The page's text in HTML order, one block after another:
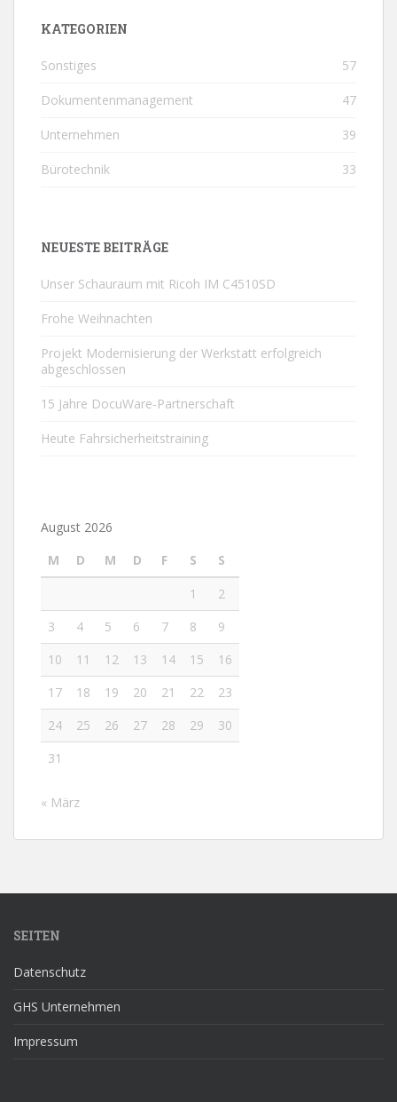
KATEGORIEN
Sonstiges 57
Dokumentenmanagement 47
Unternehmen 39
Bürotechnik 33
NEUESTE BEITRÄGE
Unser Schauraum mit Ricoh IM C4510SD
Frohe Weihnachten
Projekt Modernisierung der Werkstatt erfolgreich
abgeschlossen
15 Jahre DocuWare-Partnerschaft
Heute Fahrsicherheitstraining
August 2026
M
D M D F S
S
1
2
3
4 5 6 7 8
9
10
11 12 13 14 15
16
17
18 19 20 21 22
23
24
25 26 27 28 29
30
31
« März
SEITEN
Datenschutz
GHS Unternehmen
Impressum